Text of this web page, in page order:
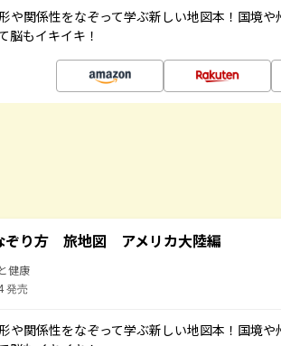
や関係性をなぞって学ぶ新しい地図本！国境
脳もイキイキ！
ぞり方 旅地図 アメリカ大陸編
健康
発売
や関係性をなぞって学ぶ新しい地図本！国境